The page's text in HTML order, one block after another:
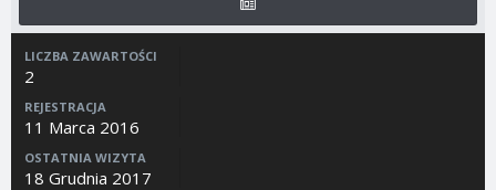
LICZBA ZAWARTOŚCI
2
REJESTRACJA
11 Marca 2016
OSTATNIA WIZYTA
18 Grudnia 2017